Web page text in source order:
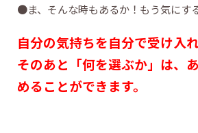
●ま、そんな時もあるか！もう気にす
自分の気持ちを自分で受け入れ
そのあと「何を選ぶか」は、
めることができます。